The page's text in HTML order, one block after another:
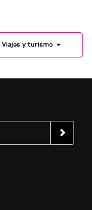
Viajes y turismo